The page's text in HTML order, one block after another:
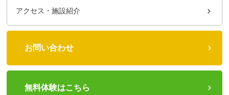
アクセス・施設紹介
お問い合わせ
無料体験はこちら